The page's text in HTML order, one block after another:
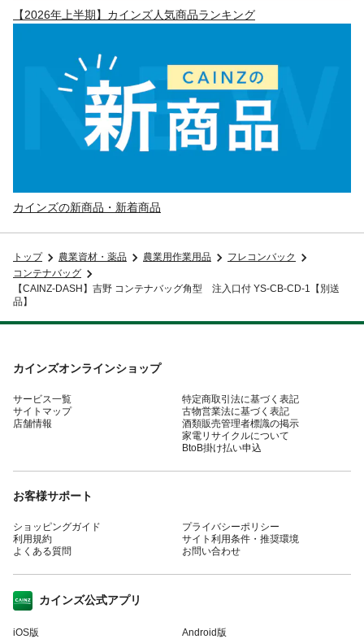
【2026年上半期】カインズ人気商品ランキング
カインズの新商品・新着商品
トップ 農業資材・薬品 農業用作業用品
フレコンバック
コンテナバッグ
【CAINZ-DASH】吉野 コンテナバッグ角型 注入口付 YS-CB-CD-1【別送
品】
カインズオンラインショップ
サービス一覧
サイトマップ
店舗情報
特定商取引法に基づく表記
古物営業法に基づく表記
酒類販売管理者標識の掲示
家電リサイクルについて
BtoB掛け払い申込
お客様サポート
ショッピングガイド
利用規約
よくある質問
プライバシーポリシー
サイト利用条件・推奨環境
お問い合わせ
カインズ公式アプリ
iOS版 Android版